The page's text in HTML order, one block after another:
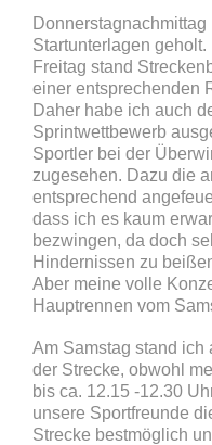
Startunterlagen geholt.
Freitag stand
einer entsprechenden
Daher habe ich auch
Sprintwettbewerb
Sportler bei der
zugesehen. Dazu die
entsprechend
dass ich es kaum
bezwingen, da doch
Hindernissen zu
Aber meine volle
Hauptrennen vom
Am Samstag stand ich
der Strecke, obwohl
bis ca. 12.15 -12.30
unsere Sportfreunde
Strecke bestmöglich